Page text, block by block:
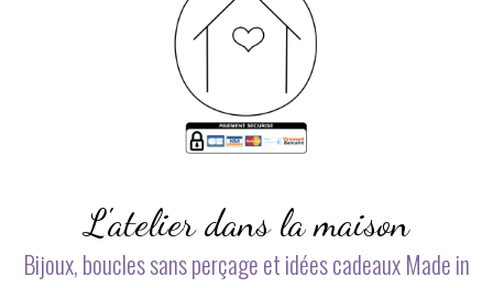
L'atelier dans la maison
Bijoux, boucles sans perçage et idées cadeaux Made in